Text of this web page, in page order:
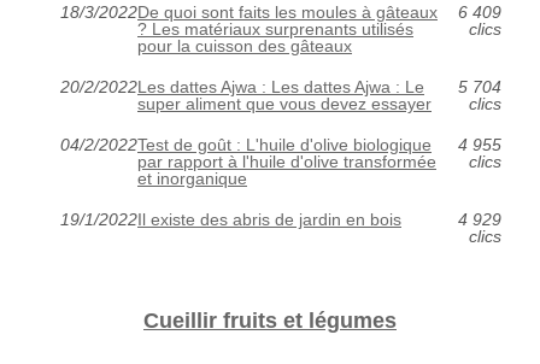
18/3/2022De quoi sont faits les moules à gâteaux
? Les matériaux surprenants utilisés
pour la cuisson des gâteaux
6 409
clics
20/2/2022Les dattes Ajwa : Les dattes Ajwa : Le
super aliment que vous devez essayer
5 704
clics
04/2/2022Test de goût : L'huile d'olive biologique
par rapport à l'huile d'olive transformée
et inorganique
4 955
clics
19/1/2022Il existe des abris de jardin en bois
4 929
clics
Cueillir fruits et légumes